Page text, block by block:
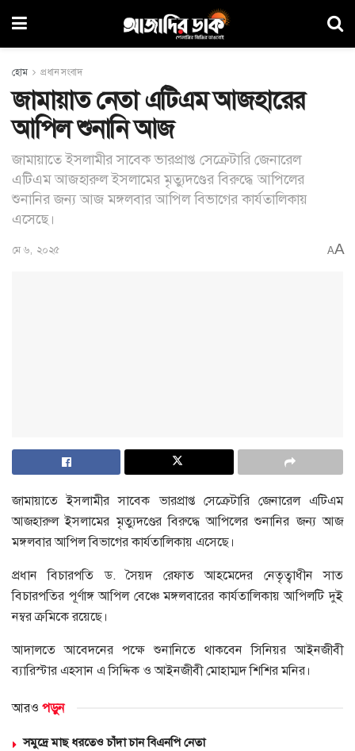
হোম প্রধান সংবাদ
জামায়াত নেতা এটিএম আজহারের
আপিল শুনানি আজ
জামায়াতে ইসলামীর সাবেক ভারপ্রাপ্ত সেক্রেটারি জেনারেল
এটিএম আজহারুল ইসলামের মৃত্যুদণ্ডের বিরুদ্ধে আপিলের
শুনানির জন্য আজ মঙ্গলবার আপিল বিভাগের কার্যতালিকায়
এসেছে।
মে ৬, ২০২৫ AA
জামায়াতে ইসলামীর সাবেক ভারপ্রাপ্ত সেক্রেটারি জেনারেল এটিএম
আজহারুল ইসলামের মৃত্যুদণ্ডের বিরুদ্ধে আপিলের শুনানির জন্য আজ
মঙ্গলবার আপিল বিভাগের কার্যতালিকায় এসেছে।
প্রধান বিচারপতি ড. সৈয়দ রেফাত আহমেদের নেতৃত্বাধীন সাত
বিচারপতির পূর্ণাঙ্গ আপিল বেঞ্চে মঙ্গলবারের কার্যতালিকায় আপিলটি দুই
নম্বর ক্রমিকে রয়েছে।
আদালতে আবেদনের পক্ষে শুনানিতে থাকবেন সিনিয়র আইনজীবী
ব্যারিস্টার এহসান এ সিদ্দিক ও আইনজীবী মোহাম্মদ শিশির মনির।
আরও পড়ুন
সমু‌দ্রে মাছ ধরতেও চাঁদা চান বিএনপি নেতা